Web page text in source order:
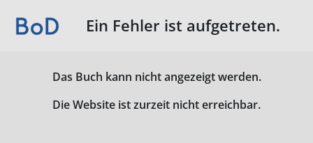
Ein Fehler ist aufgetreten.
Das Buch kann nicht angezeigt werden.
Die Website ist zurzeit nicht erreichbar.